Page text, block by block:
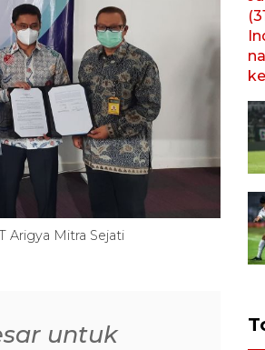
Arigya Mitra Sejati
untuk